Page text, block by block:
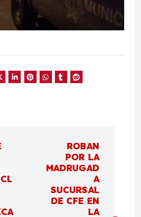
ROBAN
POR LA
MADRUGAD
A
SUCURSAL
DE CFE EN
LA